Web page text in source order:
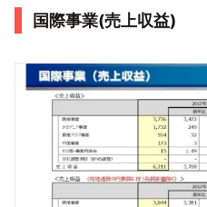
国際事業(売上収益)